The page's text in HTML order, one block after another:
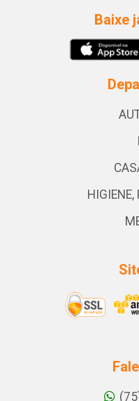
Baixe
HIGIENE,